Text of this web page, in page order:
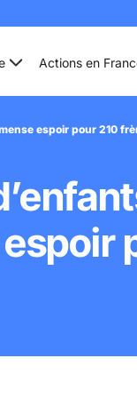
Actions en
espoir pour 210